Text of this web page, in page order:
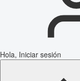
Hola, Iniciar sesión